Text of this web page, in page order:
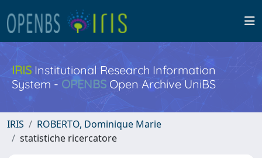
IRISInstitutional Research Information
System - OPENBS Open Archive UniBS
IRIS
ROBERTO, Dominique Marie
statistiche ricercatore